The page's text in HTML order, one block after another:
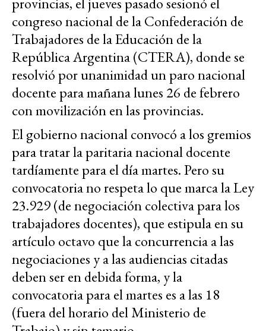
congreso nacional de la Confederación de
Trabajadores de la Educación de la
República Argentina (CTERA), donde se
resolvió por unanimidad un paro nacional
docente para mañana lunes 26 de febrero
con movilización en las provincias.
El gobierno nacional convocó a los gremios
para tratar la paritaria nacional docente
tardíamente para el día martes. Pero su
convocatoria no respeta lo que marca la Ley
23.929 (de negociación colectiva para los
trabajadores docentes), que estipula en su
artículo octavo que la concurrencia a las
negociaciones y a las audiencias citadas
deben ser en debida forma, y la
convocatoria para el martes es a las 18
(fuera del horario del Ministerio de